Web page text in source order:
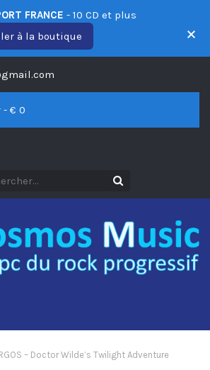
- € 0
– Doctor Wilde’s Twilight Adventure
FRANCE - 10 CD et plus
à la boutique